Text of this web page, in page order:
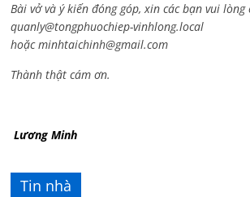
Bài vở và ý kiến đóng góp, xin các bạn vui lòng
quanly@tongphuochiep-vinhlong.local
hoặcminhtaichinh@gmail.com
Thành thật cám ơn.
Lương Minh
Tin nhà